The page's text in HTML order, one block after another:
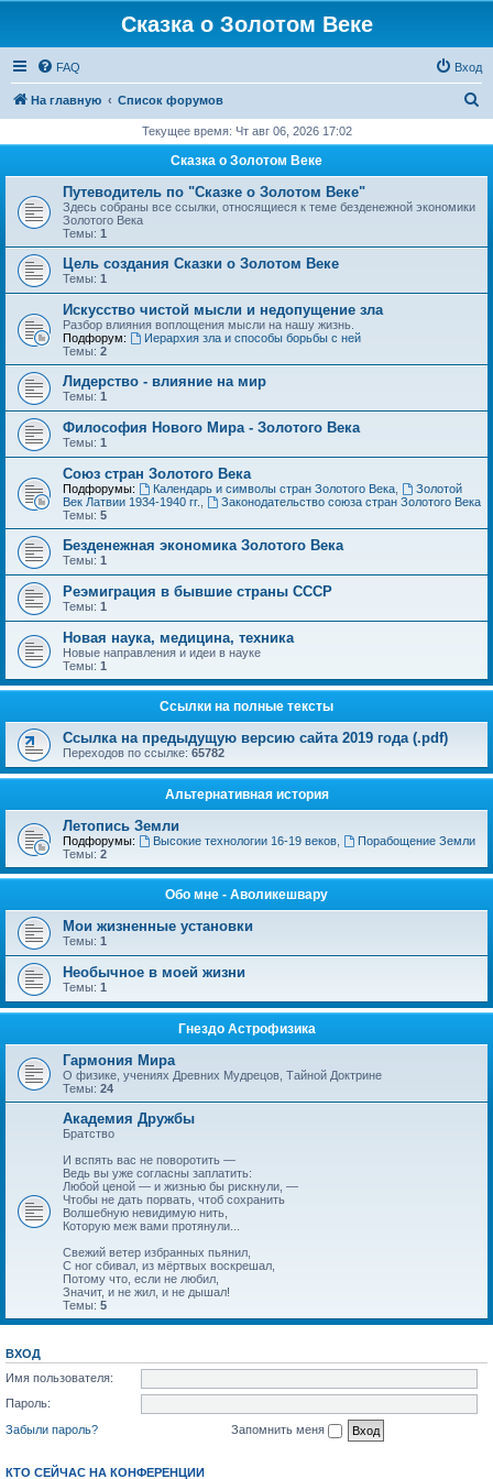
Сказка о Золотом Веке
FAQ Вход
На главную Список форумов
с
Текущее время: Чт авг 06, 2026 17:02
Сказка о Золотом Веке
Путеводитель по "Сказке о Золотом Веке"
Здесь собраны все ссылки, относящиеся к теме безденежной экономики
Золотого Века
Темы: 1
Цель создания Сказки о Золотом Веке
Темы: 1
Искусство чистой мысли и недопущение зла
Разбор влияния воплощения мысли на нашу жизнь.
Подфорум:
Иерархия зла и способы борьбы с ней
Темы: 2
Лидерство - влияние на мир
Темы: 1
Философия Нового Мира - Золотого Века
Темы: 1
Cоюз стран Золотого Века
Подфорумы: Календарь и символы стран Золотого Века,
Золотой
Век Латвии 1934-1940 гг.
Законодательство союза стран Золотого Века
Темы: 5
Безденежная экономика Золотого Века
Темы: 1
Реэмиграция в бывшие страны СССР
Темы: 1
Новая наука, медицина, техника
Новые направления и идеи в науке
Темы: 1
Ссылки на полные тексты
Ссылка на предыдущую версию сайта 2019 года (.pdf)
Переходов по ссылке: 65782
Альтернативная история
Летопись Земли
Подфорумы: Высокие технологии 16-19 веков,
Порабощение Земли
Темы: 2
Обо мне - Аволикешвару
Мои жизненные установки
Темы: 1
Необычное в моей жизни
Темы: 1
Гнездо Астрофизика
Гармония Мира
О физике, учениях Древних Мудрецов, Тайной Доктрине
Темы: 24
Академия Дружбы
Братство
И вспять вас не поворотить —
Ведь вы уже согласны заплатить:
Любой ценой — и жизнью бы рискнули, —
Чтобы не дать порвать, чтоб сохранить
Волшебную невидимую нить,
Которую меж вами протянули...
Свежий ветер избранных пьянил,
С ног сбивал, из мёртвых воскрешал,
Потому что, если не любил,
Значит, и не жил, и не дышал!
Темы: 5
ВХОД
Имя пользователя:
Пароль:
Забыли пароль?
Запомнить меня
КТО СЕЙЧАС НА КОНФЕРЕНЦИИ